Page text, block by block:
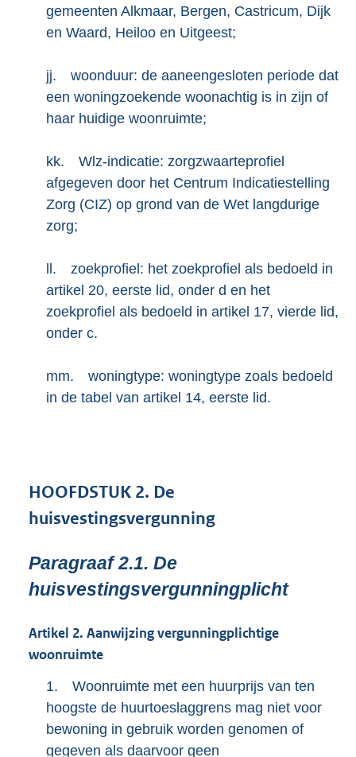
gemeenten Alkmaar, Bergen, Castricum, Dijk
en Waard, Heiloo en Uitgeest;
jj.
woonduur: de aaneengesloten periode dat
een woningzoekende woonachtig is in zijn of
haar huidige woonruimte;
kk.
Wlz-indicatie: zorgzwaarteprofiel
afgegeven door het Centrum Indicatiestelling
Zorg (CIZ) op grond van de Wet langdurige
zorg;
ll.
zoekprofiel: het zoekprofiel als bedoeld in
artikel 20, eerste lid, onder d en het
zoekprofiel als bedoeld in artikel 17, vierde lid,
onder c.
mm.
woningtype: woningtype zoals bedoeld
in de tabel van artikel 14, eerste lid.
HOOFDSTUK 2. De
huisvestingsvergunning
Paragraaf 2.1. De
huisvestingsvergunningplicht
Artikel 2. Aanwijzing vergunningplichtige
woonruimte
1.
Woonruimte met een huurprijs van ten
hoogste de huurtoeslaggrens mag niet voor
bewoning in gebruik worden genomen of
gegeven als daarvoor geen